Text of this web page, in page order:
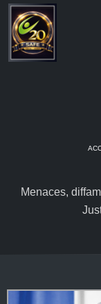
Menaces,